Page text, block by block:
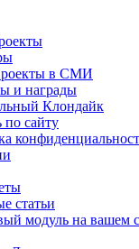
в СМИ
и награды
Клондайк
сайту
статьи
модуль на вашем